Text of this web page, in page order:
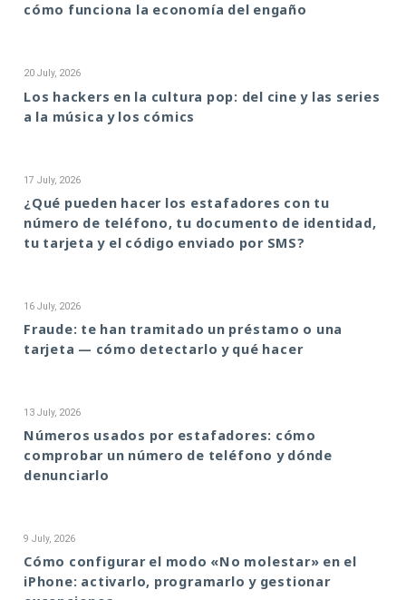
cómo funciona la economía del engaño
20 July, 2026
Los hackers en la cultura pop: del cine y las series
a la música y los cómics
17 July, 2026
¿Qué pueden hacer los estafadores con tu
número de teléfono, tu documento de identidad,
tu tarjeta y el código enviado por SMS?
16 July, 2026
Fraude: te han tramitado un préstamo o una
tarjeta — cómo detectarlo y qué hacer
13 July, 2026
Números usados por estafadores: cómo
comprobar un número de teléfono y dónde
denunciarlo
9 July, 2026
Cómo configurar el modo «No molestar» en el
iPhone: activarlo, programarlo y gestionar